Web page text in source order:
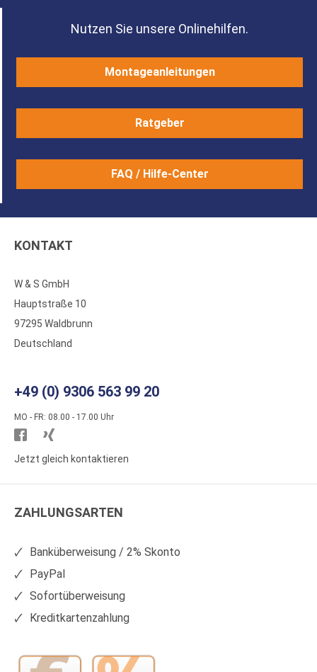
Nutzen Sie unsere Onlinehilfen.
Montageanleitungen
Ratgeber
FAQ / Hilfe-Center
KONTAKT
W & S GmbH
Hauptstraße 10
97295 Waldbrunn
Deutschland
+49 (0) 9306 563 99 20
MO - FR: 08.00 - 17.00 Uhr
Besuchen
Sie
auf
Sie
auf
Jetzt gleich kontaktieren
ZAHLUNGSARTEN
Banküberweisung / 2% Skonto
PayPal
Sofortüberweisung
Kreditkartenzahlung